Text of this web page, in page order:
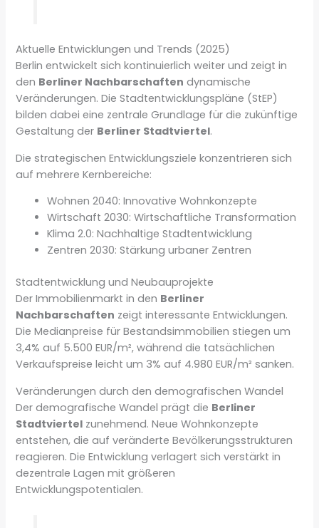
Aktuelle Entwicklungen und Trends (2025)
Berlin entwickelt sich kontinuierlich weiter und zeigt in
den Berliner Nachbarschaften dynamische
Veränderungen. Die Stadtentwicklungspläne (StEP)
bilden dabei eine zentrale Grundlage für die zukünftige
Gestaltung der Berliner Stadtviertel.
Die strategischen Entwicklungsziele konzentrieren sich
auf mehrere Kernbereiche:
Wohnen 2040: Innovative Wohnkonzepte
Wirtschaft 2030: Wirtschaftliche Transformation
Klima 2.0: Nachhaltige Stadtentwicklung
Zentren 2030: Stärkung urbaner Zentren
Stadtentwicklung und Neubauprojekte
Der Immobilienmarkt in den Berliner
Nachbarschaften zeigt interessante Entwicklungen.
Die Medianpreise für Bestandsimmobilien stiegen um
3,4% auf 5.500 EUR/m², während die tatsächlichen
Verkaufspreise leicht um 3% auf 4.980 EUR/m² sanken.
Veränderungen durch den demografischen Wandel
Der demografische Wandel prägt die Berliner
Stadtviertel zunehmend. Neue Wohnkonzepte
entstehen, die auf veränderte Bevölkerungsstrukturen
reagieren. Die Entwicklung verlagert sich verstärkt in
dezentrale Lagen mit größeren
Entwicklungspotentialen.